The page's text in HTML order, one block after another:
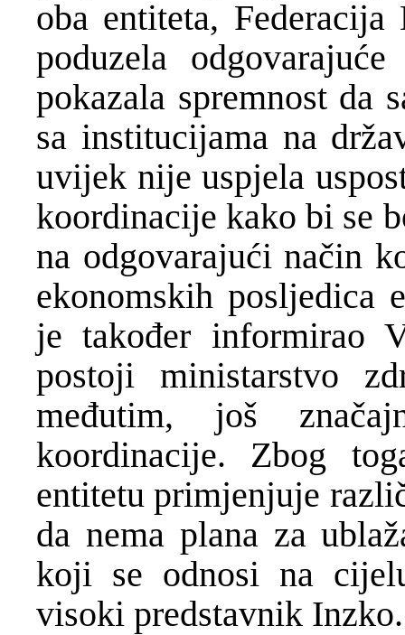
oba entiteta,
poduzela
pokazala spremnost da
sa institucijama na
uvijek nije uspjela
koordinacije kako bi se
na odgovarajući način
ekonomskih posljedica
je također informirao
postoji ministarstvo
međutim, još
koordinacije. Zbog
entitetu primjenjuje
da nema plana za
koji se odnosi na
visoki predstavnik Inzko.